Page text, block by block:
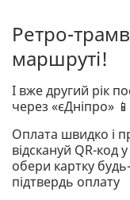
Ретро-
маршруті!
І вже другий рік
через «єДніпро» 📱
Оплата швидко і
відскануй QR-код у
обери картку
підтвердь оплату